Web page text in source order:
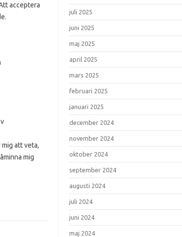
acceptera
att veta,
mig
juli 2025
juni 2025
maj 2025
april 2025
mars 2025
februari 2025
januari 2025
december 2024
november 2024
oktober 2024
september 2024
augusti 2024
juli 2024
juni 2024
maj 2024